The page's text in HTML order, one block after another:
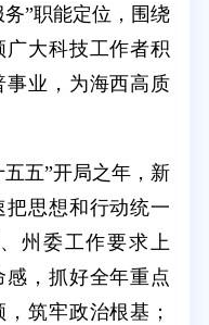
”职能定位，围绕
大科技工作者积
业，为海西高质
五”开局之年，新
思想和行动统一
州委工作要求上
，抓好全年重点
筑牢政治根基；